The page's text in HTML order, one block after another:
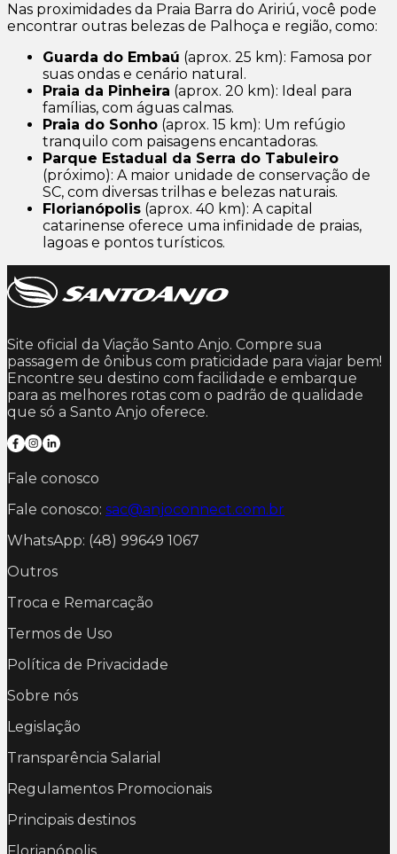
Nas proximidades da Praia Barra do Aririú, você pode
encontrar outras belezas de Palhoça e região, como:
Guarda do Embaú (aprox. 25 km): Famosa por
suas ondas e cenário natural.
Praia da Pinheira (aprox. 20 km): Ideal para
famílias, com águas calmas.
Praia do Sonho (aprox. 15 km): Um refúgio
tranquilo com paisagens encantadoras.
Parque Estadual da Serra do Tabuleiro
(próximo): A maior unidade de conservação de
SC, com diversas trilhas e belezas naturais.
Florianópolis (aprox. 40 km): A capital
catarinense oferece uma infinidade de praias,
lagoas e pontos turísticos.
Site oficial da Viação Santo Anjo. Compre sua
passagem de ônibus com praticidade para viajar bem!
Encontre seu destino com facilidade e embarque
para as melhores rotas com o padrão de qualidade
que só a Santo Anjo oferece.
Fale conosco
Fale conosco: sac@anjoconnect.com.br
WhatsApp: (48) 99649 1067
Outros
Troca e Remarcação
Termos de Uso
Política de Privacidade
Sobre nós
Legislação
Transparência Salarial
Regulamentos Promocionais
Principais destinos